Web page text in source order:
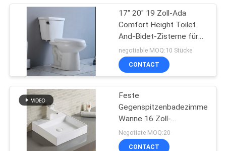
Einteilige längliche
Toilette
Zweiteilige Toilette
17" 20" 19 Zoll-Ada
Comfort Height Toilet
And-Bidet-Zisterne für
kleinen Raum
negotiable MOQ:10 Stücke
CONTACT
Feste
Gegenspitzenbadezimmer-
Wanne 16 Zoll-
Philosophie-Quadrat-
Handbecken
Negotiate MOQ:20
CONTACT